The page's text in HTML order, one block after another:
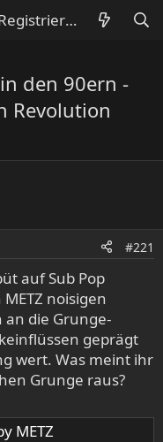
Registrieren
den 90ern -
Revolution
#221
auf Sub Pop
noisigen
die Grunge-
geprägt
wert. Was meint ihr
Grunge raus?
METZ